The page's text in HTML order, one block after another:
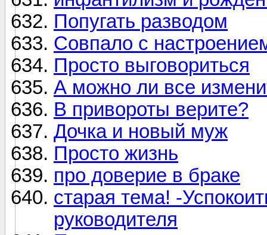
Попугать разводом
Совпало с
Просто выговориться
А можно ли все
В привороты верите?
Дочка и новый муж
Просто жизнь
про доверие в браке
старая тема! -
руководителя